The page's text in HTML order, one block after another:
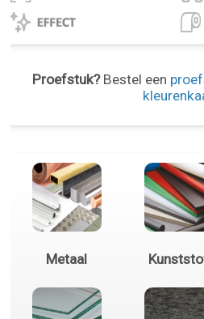
Proefstuk?Bestel een
Metaal